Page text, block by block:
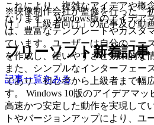
これにより、複雑なアイデアや概
なります。 Windows版のアイデア
は、豊富なテンプレートやカスタ
ています。ユーザーは自分のニー
を作成し、使いやすさと効果的な
また、シンプルなインターフェー
であり、初心者から上級者まで幅
す。 Windows 10版のアイデアマッ
高速かつ安定した動作を実現して
トやバージョンアップにより、ユ
※映像制作会社が監修を行った「
け」「上級者向け」の記事及び動
フリーソフト新着記事
記事一覧をみる